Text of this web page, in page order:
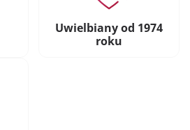
Uwielbiany od 1974
roku